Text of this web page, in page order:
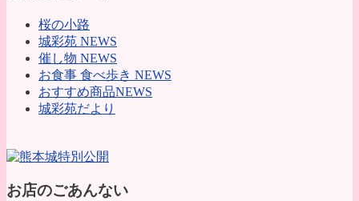
桜の小路
城彩苑 NEWS
催し物 NEWS
お食事 食べ歩き NEWS
おすすめ商品NEWS
城彩苑だより
お店のごあんない